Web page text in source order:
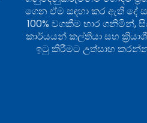
ගෙන ඒම සඳහා කර ඇති දේ
100% වගකීම භාර ගනිමින්,
කාර්යයන් කල්තියා සහ
ඉටු කිරීමට උත්සාහ